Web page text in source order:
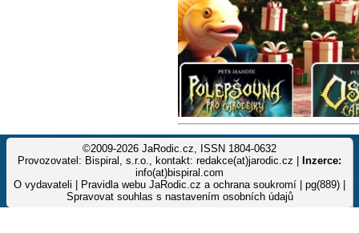
©2009-2026 JaRodic.cz, ISSN 1804-0632
Provozovatel: Bispiral, s.r.o., kontakt: redakce(at)jarodic.cz |
Inzerce:
info(at)bispiral.com
O vydavateli
Pravidla webu JaRodic.cz a ochrana soukromí | pg(889) |
Spravovat souhlas s nastavením osobních údajů